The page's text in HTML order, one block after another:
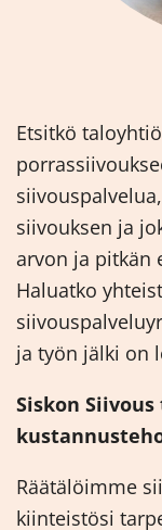
Etsitkö
siivouksen ja
arvon ja pitkän
Haluatko
ja työn jälki on
Siskon
Räätälöimme
kiinteistösi